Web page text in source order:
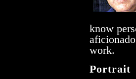
know
work.
Portrait